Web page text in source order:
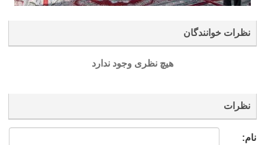
نظرات خوانندگان
هیچ نظری وجود ندارد
نظرات
نام: